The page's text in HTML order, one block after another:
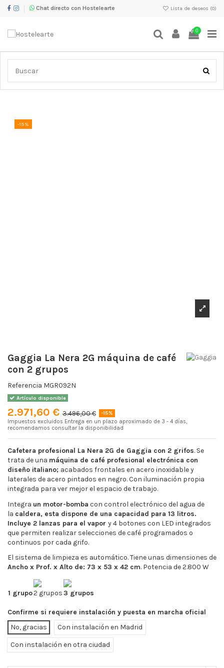
Chat directo con Hostelearte Lista de deseos (0)
0
Inicio Maquinaria de cocina industrial
Máquinas de café
profesionales
-15%
Gaggia La Nera 2G máquina de café
con 2 grupos
Referencia MGR092N
Artículo disponible
2.971,60 € 3.496,00 €
-15%
Impuestos excluidos Entrega en un plazo aproximado de 3 - 4 días,
recomendamos consultar la disponibilidad
Cafetera profesional La Nera 2G de Gaggia con 2 grifos. Se
trata de una máquina de café profesional electrónica con
diseño italiano; acabados frontales en acero inoxidable y
laterales de acero pintados en negro. Con iluminación propia
integrada para ver mejor el espacio de trabajo.
Integra un motor-bomba con control electrónico del agua de
la caldera, esta dispone de una capacidad para 13 litros.
Incluye 2 lanzas para el vapor y 4 botones con LED integrados
que permiten realizar selecciones de café programados o
continuos por cada grifo.
El sistema de limpieza es automático. Tiene unas dimensiones de
Ancho x Prof. x Alto de: 73 x 53 x 42 cm. Potencia de 2.800 W
1 grupo2 grupos3 grupos
Confirme si requiere instalación y puesta en marcha oficial
No, gracias
Con instalación en Madrid
Con instalación en otra ciudad